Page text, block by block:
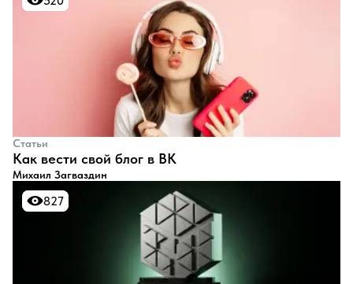
Статьи
​Как вести свой блог в ВК
Михаил Загваздин
827
827